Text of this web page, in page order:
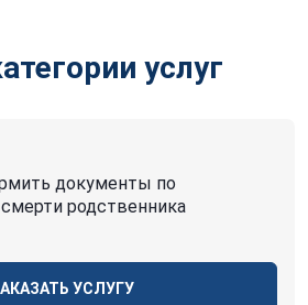
услуг
документы по
родственника
УСЛУГУ